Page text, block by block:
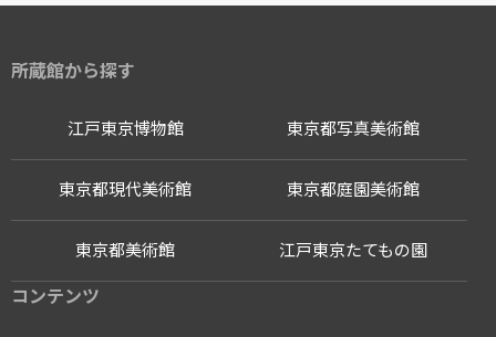
所蔵館から探す
江戸東京博物館
江戸東京たてもの園
東京都写真美術館
東京都現代美術館 東京都庭園美術館
東京都美術館
コンテンツ